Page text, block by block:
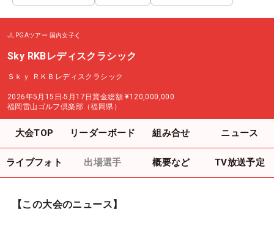
JLPGAツアー 国内女子
Sky RKBレディスクラシック
Ｓｋｙ ＲＫＢレディスクラシック
2026年5月15日-5月17日賞金総額 ¥120,000,000
福岡雷山ゴルフ倶楽部（福岡県）
大会TOP リーダーボード 組み合せ ニュース
ライブフォト 出場選手 概要など TV放送予定
【この大会のニュース】